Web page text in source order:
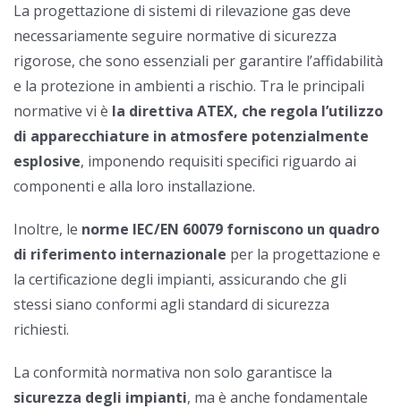
La progettazione di sistemi di rilevazione gas deve
necessariamente seguire normative di sicurezza
rigorose, che sono essenziali per garantire l’affidabilità
e la protezione in ambienti a rischio. Tra le principali
normative vi è la direttiva ATEX, che regola l’utilizzo
di apparecchiature in atmosfere potenzialmente
esplosive, imponendo requisiti specifici riguardo ai
componenti e alla loro installazione.
Inoltre, le norme IEC/EN 60079 forniscono un quadro
di riferimento internazionale per la progettazione e
la certificazione degli impianti, assicurando che gli
stessi siano conformi agli standard di sicurezza
richiesti.
La conformità normativa non solo garantisce la
sicurezza degli impianti, ma è anche fondamentale